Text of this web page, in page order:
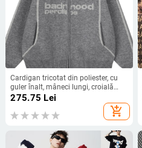
Cardigan tricotat din poliester, cu
guler înalt, mâneci lungi, croială
lejeră, 80% poliester, toamna 2025
275.75 Lei
add_shopping_cart